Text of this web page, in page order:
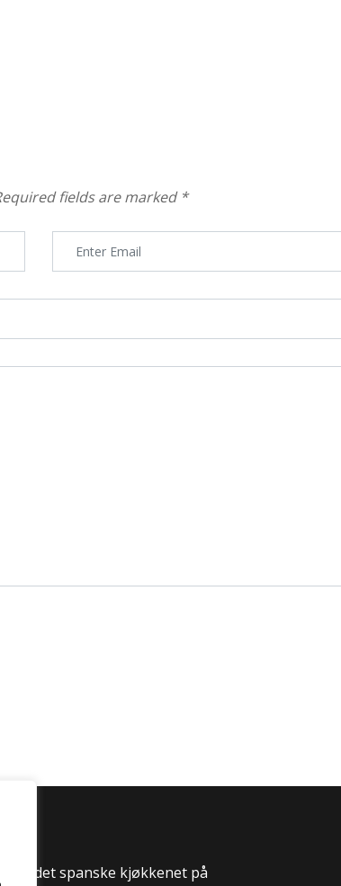
fields are marked *
til det spanske kjøkkenet på